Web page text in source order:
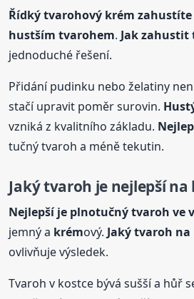
Řídký tvarohový krém zahustíte
hustším tvarohem. Jak
jednoduché řešení.
Přidání pudinku nebo želatiny
stačí upravit poměr surovin.
vzniká z kvalitního základu.
tučný tvaroh a méně tekutin.
Jaký tvaroh je nejlepší na
Nejlepší je plnotučný tvaroh ve
jemný a krémový. Jaký tvaroh na
ovlivňuje výsledek.
Tvaroh v kostce bývá sušší a hůř